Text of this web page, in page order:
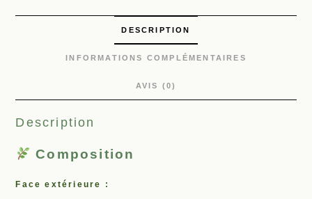
DESCRIPTION
INFORMATIONS COMPLÉMENTAIRES
AVIS (0)
Description
Composition
Face extérieure :